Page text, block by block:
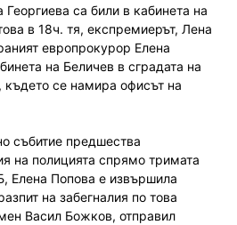
са били в кабинета на
в 18ч. тя, експремиерът, Лена
европрокурор Елена
на Беличев в сградата на
се намира офисът на
събитие предшества
на полицията спрямо тримата
Елена Попова е извършила
на забегналия по това
Васил Божков, отправил